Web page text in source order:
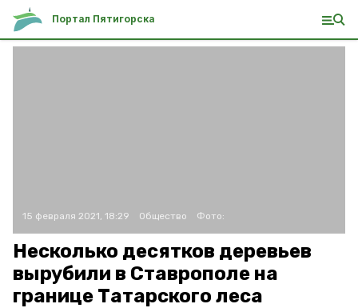
Портал Пятигорска
15 февраля 2021, 18:29 Общество Фото:
Несколько десятков деревьев
вырубили в Ставрополе на
границе Татарского леса